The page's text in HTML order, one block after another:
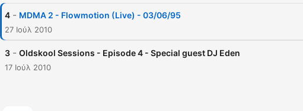
4 - MDMA 2 - Flowmotion (Live) - 03/06/95
27 Ιούλ 2010
3 - Oldskool Sessions - Episode 4 - Special guest DJ Eden
17 Ιούλ 2010